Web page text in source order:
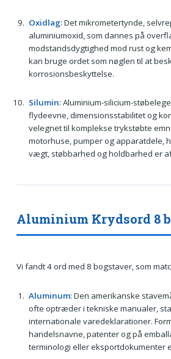
Oxidlag: Det mikrometertynde,
aluminiumoxid, som dannes på
modstandsdygtighed mod rust og
kan bruge ordet som nøglen til at
korrosionsbeskyttelse.
Silumin: Aluminium-silicium-
flydeevne, dimensionsstabilitet og
velegnet til komplekse trykstøbte
motorhuse, pumper og apparatdele,
vægt, støbbarhed og holdbarhed er
Aluminium Krydsord 8
Vi fandt 4 ord med 8 bogstaver, som
Aluminum: Den amerikanske
ofte optræder i tekniske manualer,
internationale varedeklarationer.
handelsnavne, patenter og på
terminologi eller eksportdokumenter